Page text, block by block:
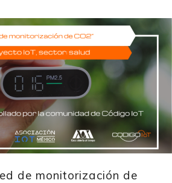
de monitorización de